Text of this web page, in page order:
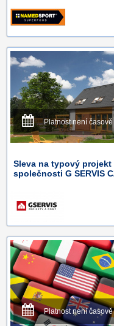
Platnost není
Sleva na typový projekt
společnosti G SERVIS
Platnost není